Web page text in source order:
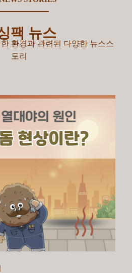
팩 뉴스
환경과 관련된 다양한 뉴스스
토리